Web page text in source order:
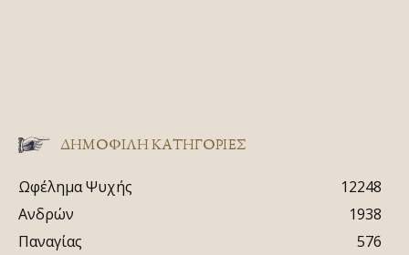
ΔΗΜΟΦΙΛΗ ΚΑΤΗΓΟΡΙΕΣ
Ωφέλημα Ψυχής
12248
Ανδρών
1938
Παναγίας
576